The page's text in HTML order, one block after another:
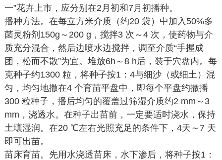
一”花卉上市，应分别在2月初和7月初播种。
播种方法。在每立方米介质（约20 袋）中加入50%多
菌灵粉剂150g～200 g，搅拌3 次～4 次，使药物与介
质充分混合，然后边喷水边搅拌，调至介质“手握成
团，松而不散”为宜。堆放6h～8 h后，装于穴盘内。每
克种子约1300 粒，将种子按1：4与细沙（或细土）混
匀，均匀地撒在4 个育苗平盘中，即每个平盘约撒播
300 粒种子，播后均匀的覆盖过筛湿介质约2 mm～3
mm，浇透水。在种子出苗前，一定要适时浇水，保持
土壤湿润。在20 ℃左右光照充足的条件下，4天～7 天
即可出苗。
苗床育苗。先用水浇透苗床，水下渗后，将种子按1：